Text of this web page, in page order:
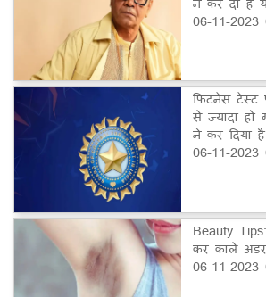
06-11-2023
फिटनेस टेस्ट
से ज्यादा हो
ने कर दिया
06-11-2023
Beauty
कर काले
06-11-2023